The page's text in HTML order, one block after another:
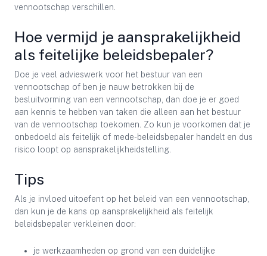
vennootschap verschillen.
Hoe vermijd je aansprakelijkheid
als feitelijke beleidsbepaler?
Doe je veel advieswerk voor het bestuur van een
vennootschap of ben je nauw betrokken bij de
besluitvorming van een vennootschap, dan doe je er goed
aan kennis te hebben van taken die alleen aan het bestuur
van de vennootschap toekomen. Zo kun je voorkomen dat je
onbedoeld als feitelijk of mede-beleidsbepaler handelt en dus
risico loopt op aansprakelijkheidstelling.
Tips
Als je invloed uitoefent op het beleid van een vennootschap,
dan kun je de kans op aansprakelijkheid als feitelijk
beleidsbepaler verkleinen door:
je werkzaamheden op grond van een duidelijke